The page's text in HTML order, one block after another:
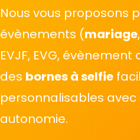
Nous vous proposons
évènements (mariage
EVJF, EVG,
des bornes à selfie
personnalisables
autonomie.